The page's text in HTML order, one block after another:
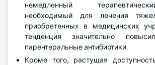
немедленный
необходимый для лечения
приобретенных в медицинских
тенденция значительно
парентеральные антибиотики.
Кроме того, растущая